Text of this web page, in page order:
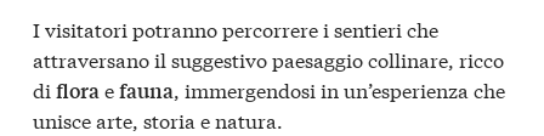
I visitatori potranno percorrere i sentieri che
attraversano il suggestivo paesaggio collinare, ricco
di floraefauna, immergendosi in un’esperienza che
unisce arte, storia e natura.